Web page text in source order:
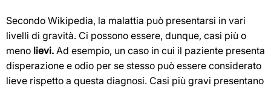
Secondo Wikipedia, la malattia può presentarsi in vari
livelli di gravità. Ci possono essere, dunque, casi più o
meno lievi. Ad esempio, un caso in cui il paziente presenta
disperazione e odio per se stesso può essere considerato
lieve rispetto a questa diagnosi. Casi più gravi presentano